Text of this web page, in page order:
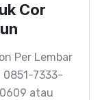
Cor
Per Lembar
0851-7333-
atau